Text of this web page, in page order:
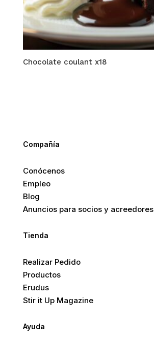
Chocolate coulant x18
Compañía
Conócenos
Empleo
Blog
Anuncios para socios y acreedores
Tienda
Realizar Pedido
Productos
Erudus
Stir it Up Magazine
Ayuda